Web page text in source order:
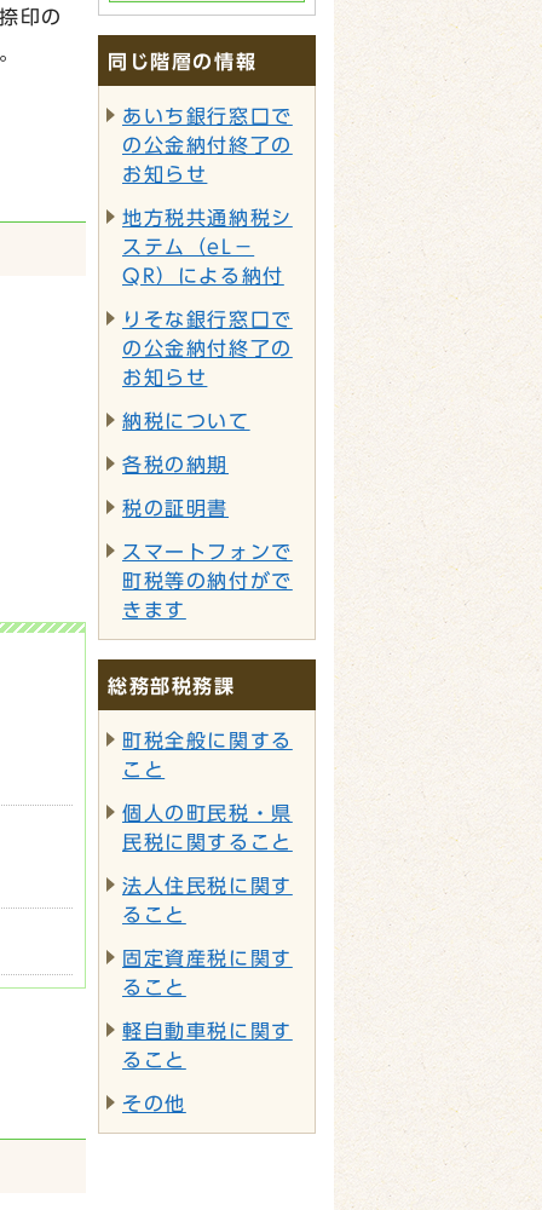
印の
同じ階層の情報
あいち銀行窓口で
の公金納付終了の
お知らせ
地方税共通納税シ
ステム（eL－
QR）による納付
りそな銀行窓口で
の公金納付終了の
お知らせ
納税について
各税の納期
税の証明書
スマートフォンで
町税等の納付がで
きます
総務部税務課
町税全般に関する
こと
個人の町民税・県
民税に関すること
法人住民税に関す
ること
固定資産税に関す
ること
軽自動車税に関す
ること
その他